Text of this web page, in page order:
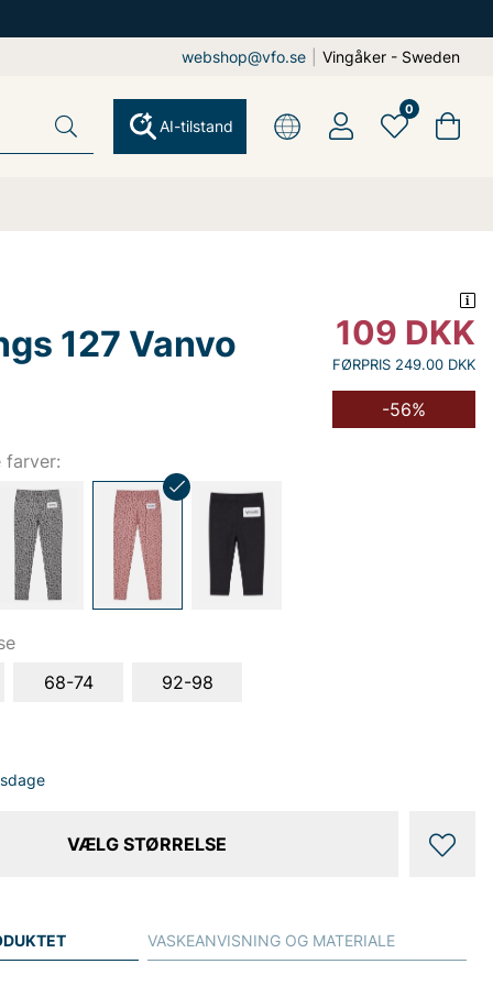
webshop@vfo.se Vingåker - Sweden
AI-tilstand
0
127 Vanvo 109 DKK
FØRPRIS 249.00 DKK
-56%
farver:
68-74
92-98
VÆLG STØRRELSE
VASKEANVISNING OG MATERIALE